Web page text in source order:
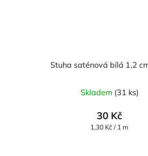
Stuha saténová bílá 1,2
Skladem (31 ks)
30 Kč
Měrná
1,30 Kč / 1 m